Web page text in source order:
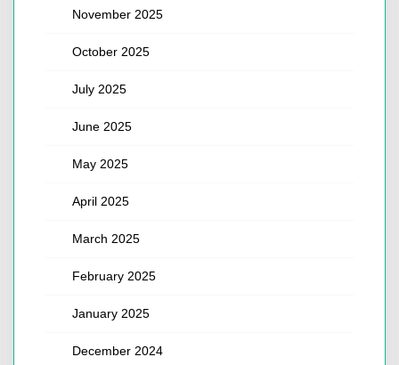
November 2025
October 2025
July 2025
June 2025
May 2025
April 2025
March 2025
February 2025
January 2025
December 2024